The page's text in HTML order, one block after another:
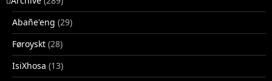
Abañe'eng (29)
Føroyskt (28)
IsiXhosa (13)